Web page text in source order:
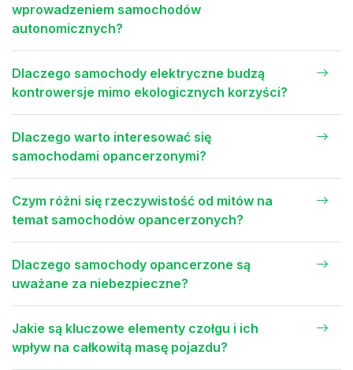
wprowadzeniem samochodów
autonomicznych?
Dlaczego samochody elektryczne budzą
kontrowersje mimo ekologicznych korzyści?
Dlaczego warto interesować się
samochodami opancerzonymi?
Czym różni się rzeczywistość od mitów na
temat samochodów opancerzonych?
Dlaczego samochody opancerzone są
uważane za niebezpieczne?
Jakie są kluczowe elementy czołgu i ich
wpływ na całkowitą masę pojazdu?